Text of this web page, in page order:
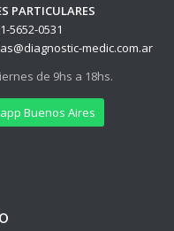
PARTICULARES
5652-0531
medic.com.ar
de 9hs a 18hs.
Buenos Aires